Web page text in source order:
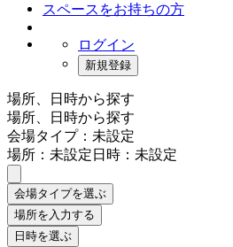
スペースをお持ちの方
ログイン
新規登録
場所、日時から探す
場所、日時から探す
会場タイプ：未設定
場所：未設定日時：未設定
会場タイプを選ぶ
場所を入力する
日時を選ぶ